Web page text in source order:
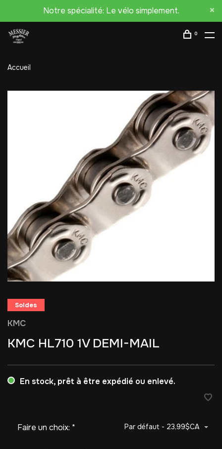
Notre spécialité: Le vélo simplement.
0
Accueil
Soldes
KMC
KMC HL710 1V DEMI-MAIL
En stock, prêt à être expédié ou enlevé.
Faire un choix: * Par défaut - 23,99$CA